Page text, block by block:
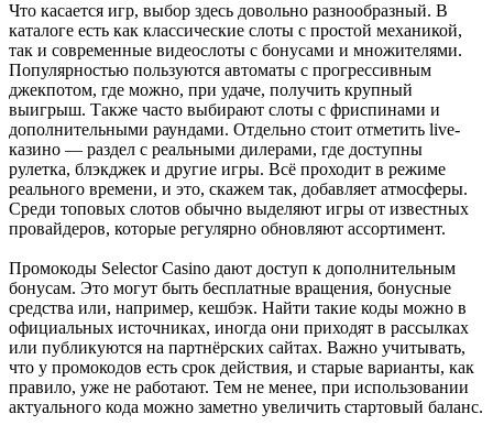
Что касается игр, выбор здесь довольно разнообразный. В
каталоге есть как классические слоты с простой механикой,
так и современные видеослоты с бонусами и множителями.
Популярностью пользуются автоматы с прогрессивным
джекпотом, где можно, при удаче, получить крупный
выигрыш. Также часто выбирают слоты с фриспинами и
дополнительными раундами. Отдельно стоит отметить live-
казино — раздел с реальными дилерами, где доступны
рулетка, блэкджек и другие игры. Всё проходит в режиме
реального времени, и это, скажем так, добавляет атмосферы.
Среди топовых слотов обычно выделяют игры от известных
провайдеров, которые регулярно обновляют ассортимент.
Промокоды Selector Casino дают доступ к дополнительным
бонусам. Это могут быть бесплатные вращения, бонусные
средства или, например, кешбэк. Найти такие коды можно в
официальных источниках, иногда они приходят в рассылках
или публикуются на партнёрских сайтах. Важно учитывать,
что у промокодов есть срок действия, и старые варианты, как
правило, уже не работают. Тем не менее, при использовании
актуального кода можно заметно увеличить стартовый баланс.